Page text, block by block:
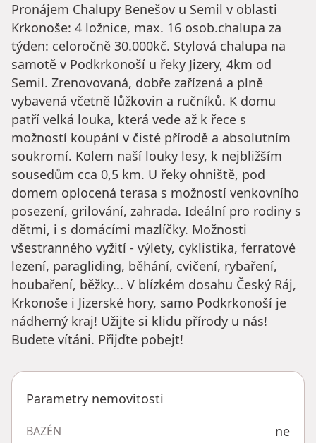
Pronájem Chalupy Benešov u Semil v oblasti
Krkonoše: 4 ložnice, max. 16 osob.chalupa za
týden: celoročně 30.000kč. Stylová chalupa na
samotě v Podkrkonoší u řeky Jizery, 4km od
Semil. Zrenovovaná, dobře zařízená a plně
vybavená včetně lůžkovin a ručníků. K domu
patří velká louka, která vede až k řece s
možností koupání v čisté přírodě a absolutním
soukromí. Kolem naší louky lesy, k nejbližším
sousedům cca 0,5 km. U řeky ohniště, pod
domem oplocená terasa s možností venkovního
posezení, grilování, zahrada. Ideální pro rodiny s
dětmi, i s domácími mazlíčky. Možnosti
všestranného vyžití - výlety, cyklistika, ferratové
lezení, paragliding, běhání, cvičení, rybaření,
houbaření, běžky... V blízkém dosahu Český Ráj,
Krkonoše i Jizerské hory, samo Podkrkonoší je
nádherný kraj! Užijte si klidu přírody u nás!
Budete vítáni. Přijďte pobejt!
Parametry nemovitosti
BAZÉN ne